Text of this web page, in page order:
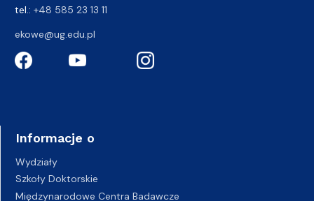
tel.: +48 585 23 13 11
ekowe@ug.edu.pl
Informacje o
Wydziały
Szkoły Doktorskie
Międzynarodowe Centra Badawcze